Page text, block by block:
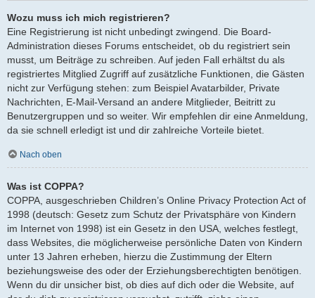
Wozu muss ich mich registrieren?
Eine Registrierung ist nicht unbedingt zwingend. Die Board-
Administration dieses Forums entscheidet, ob du registriert sein
musst, um Beiträge zu schreiben. Auf jeden Fall erhältst du als
registriertes Mitglied Zugriff auf zusätzliche Funktionen, die Gästen
nicht zur Verfügung stehen: zum Beispiel Avatarbilder, Private
Nachrichten, E-Mail-Versand an andere Mitglieder, Beitritt zu
Benutzergruppen und so weiter. Wir empfehlen dir eine Anmeldung,
da sie schnell erledigt ist und dir zahlreiche Vorteile bietet.
Nach oben
Was ist COPPA?
COPPA, ausgeschrieben Children’s Online Privacy Protection Act of
1998 (deutsch: Gesetz zum Schutz der Privatsphäre von Kindern
im Internet von 1998) ist ein Gesetz in den USA, welches festlegt,
dass Websites, die möglicherweise persönliche Daten von Kindern
unter 13 Jahren erheben, hierzu die Zustimmung der Eltern
beziehungsweise des oder der Erziehungsberechtigten benötigen.
Wenn du dir unsicher bist, ob dies auf dich oder die Website, auf